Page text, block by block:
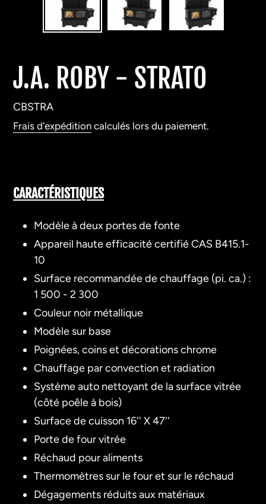
J.A. ROBY - STRATO
CBSTRA
Frais d'expédition calculés lors du paiement.
d'un
produit
panier
CARACTÉRISTIQUES
Modèle à deux portes de fonte
Appareil haute efficacité certifié CAS B415.1-
10
Surface recommandée de chauffage (pi. ca.) :
1 500 - 2 300
Couleur noir métallique
Modèle sur base
Poignées, coins et décorations chrome
Chauffage par convection et radiation
Système auto nettoyant de la surface vitrée
(côté poêle à bois)
Surface de cuisson 16'' X 47''
Porte de four vitrée
Réchaud pour aliments
Thermomètres sur le four et sur le réchaud
Dégagements réduits aux matériaux